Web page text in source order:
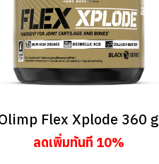
Flex Xplode 360 g
ลดเพิ่มทันที 10%